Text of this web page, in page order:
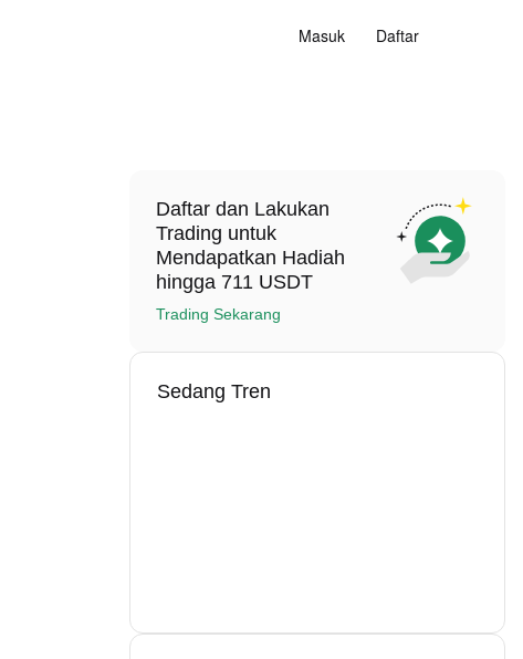
Masuk Daftar
Daftar dan Lakukan
Trading untuk
Mendapatkan Hadiah
hingga 711 USDT
Trading Sekarang
Sedang Tren